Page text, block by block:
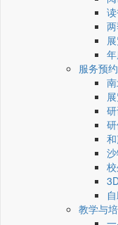
服务预约
教学与